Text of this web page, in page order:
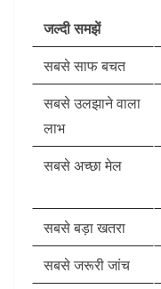
जल्दी समझें
सबसे साफ बचत
सबसे उलझाने वाला
लाभ
सबसे अच्छा मेल
सबसे बड़ा खतरा
सबसे जरूरी जांच